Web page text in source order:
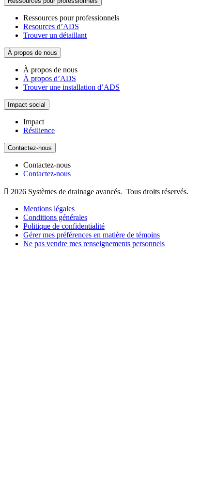
Ressources pour professionnels
Resources d’ADS
Trouver un détaillant
À propos de nous
À propos de nous
À propos d’ADS
Trouver une installation d’ADS
Impact social
Impact
Résilience
Contactez-nous
Contactez-nous
Contactez-nous
 2026 Systèmes de drainage avancés. Tous droits réservés.
Mentions légales
Conditions générales
Politique de confidentialité
Gérer mes préférences en matière de témoins
Ne pas vendre mes renseignements personnels